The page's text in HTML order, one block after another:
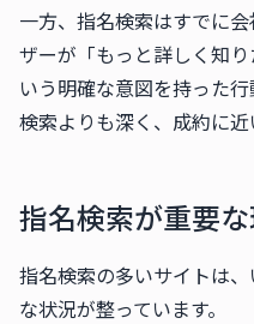
一方、指名検索はすでに
ザーが「もっと詳しく知
いう明確な意図を持った
検索よりも深く、成約に近
指名検索が重要
指名検索の多いサイトは
な状況が整っています。